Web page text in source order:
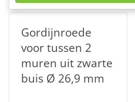
Gordijnroede
voor tussen 2
muren uit zwarte
buis Ø 26,9 mm